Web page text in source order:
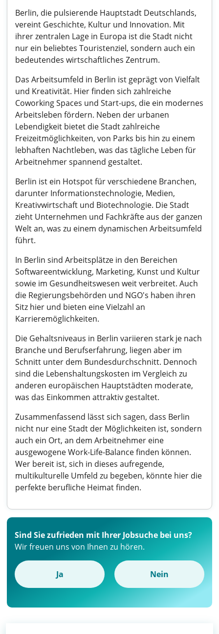
Berlin, die pulsierende Hauptstadt Deutschlands,
vereint Geschichte, Kultur und Innovation. Mit
ihrer zentralen Lage in Europa ist die Stadt nicht
nur ein beliebtes Touristenziel, sondern auch ein
bedeutendes wirtschaftliches Zentrum.
Das Arbeitsumfeld in Berlin ist geprägt von Vielfalt
und Kreativität. Hier finden sich zahlreiche
Coworking Spaces und Start-ups, die ein modernes
Arbeitsleben fördern. Neben der urbanen
Lebendigkeit bietet die Stadt zahlreiche
Freizeitmöglichkeiten, von Parks bis hin zu einem
lebhaften Nachtleben, was das tägliche Leben für
Arbeitnehmer spannend gestaltet.
Berlin ist ein Hotspot für verschiedene Branchen,
darunter Informationstechnologie, Medien,
Kreativwirtschaft und Biotechnologie. Die Stadt
zieht Unternehmen und Fachkräfte aus der ganzen
Welt an, was zu einem dynamischen Arbeitsumfeld
führt.
In Berlin sind Arbeitsplätze in den Bereichen
Softwareentwicklung, Marketing, Kunst und Kultur
sowie im Gesundheitswesen weit verbreitet. Auch
die Regierungsbehörden und NGO's haben ihren
Sitz hier und bieten eine Vielzahl an
Karrieremöglichkeiten.
Die Gehaltsniveaus in Berlin variieren stark je nach
Branche und Berufserfahrung, liegen aber im
Schnitt unter dem Bundesdurchschnitt. Dennoch
sind die Lebenshaltungskosten im Vergleich zu
anderen europäischen Hauptstädten moderate,
was das Einkommen attraktiv gestaltet.
Zusammenfassend lässt sich sagen, dass Berlin
nicht nur eine Stadt der Möglichkeiten ist, sondern
auch ein Ort, an dem Arbeitnehmer eine
ausgewogene Work-Life-Balance finden können.
Wer bereit ist, sich in dieses aufregende,
multikulturelle Umfeld zu begeben, könnte hier die
perfekte berufliche Heimat finden.
Sind Sie zufrieden mit Ihrer Jobsuche bei uns?
Wir freuen uns von Ihnen zu hören.
Ja Nein